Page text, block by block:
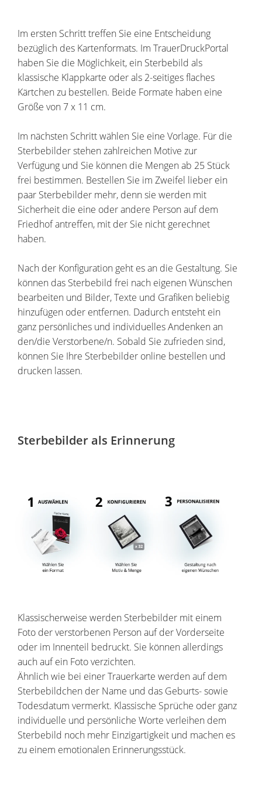
Im ersten Schritt treffen Sie eine Entscheidung
bezüglich des Kartenformats. Im TrauerDruckPortal
haben Sie die Möglichkeit, ein Sterbebild als
klassische Klappkarte oder als 2-seitiges flaches
Kärtchen zu bestellen. Beide Formate haben eine
Größe von 7 x 11 cm.
Im nächsten Schritt wählen Sie eine Vorlage. Für die
Sterbebilder stehen zahlreichen Motive zur
Verfügung und Sie können die Mengen ab 25 Stück
frei bestimmen. Bestellen Sie im Zweifel lieber ein
paar Sterbebilder mehr, denn sie werden mit
Sicherheit die eine oder andere Person auf dem
Friedhof antreffen, mit der Sie nicht gerechnet
haben.
Nach der Konfiguration geht es an die Gestaltung. Sie
können das Sterbebild frei nach eigenen Wünschen
bearbeiten und Bilder, Texte und Grafiken beliebig
hinzufügen oder entfernen. Dadurch entsteht ein
ganz persönliches und individuelles Andenken an
den/die Verstorbene/n. Sobald Sie zufrieden sind,
können Sie Ihre Sterbebilder online bestellen und
drucken lassen.
Sterbebilder als Erinnerung
Klassischerweise werden Sterbebilder mit einem
Foto der verstorbenen Person auf der Vorderseite
oder im Innenteil bedruckt. Sie können allerdings
auch auf ein Foto verzichten.
Ähnlich wie bei einer Trauerkarte werden auf dem
Sterbebildchen der Name und das Geburts- sowie
Todesdatum vermerkt. Klassische Sprüche oder ganz
individuelle und persönliche Worte verleihen dem
Sterbebild noch mehr Einzigartigkeit und machen es
zu einem emotionalen Erinnerungsstück.